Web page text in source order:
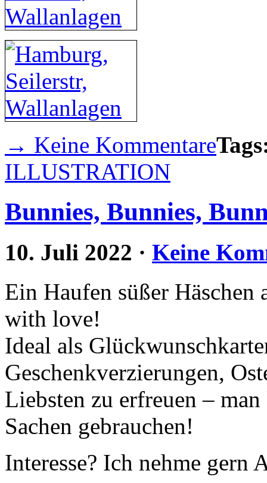
→ Keine Kommentare
ILLUSTRATION
Bunnies, Bunnies,
10. Juli 2022 · Keine
Ein Haufen süßer Häschen
with love!
Ideal als
Geschenkverzierungen,
Liebsten zu erfreuen –
Sachen gebrauchen!
Interesse? Ich nehme gern